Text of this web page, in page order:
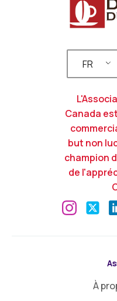
FR
Canada
but non
champion
de
À